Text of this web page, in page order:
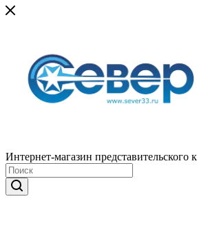
Интернет-магазин представительского